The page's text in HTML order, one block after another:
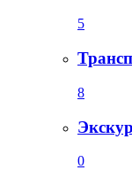
5
8
0